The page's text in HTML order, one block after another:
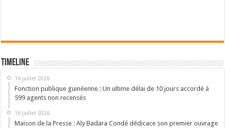
Timeline
16 juillet 2026
Fonction publique guinéenne : Un ultime délai de 10 jours accordé à
599 agents non recensés
16 juillet 2026
Maison de la Presse : Aly Badara Condé dédicace son premier ouvrage